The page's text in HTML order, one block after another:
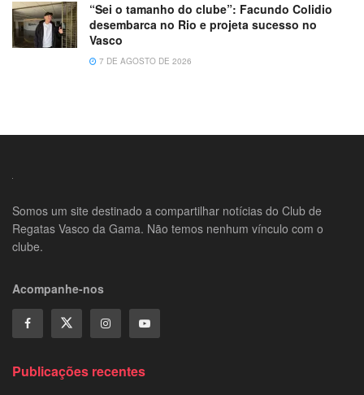
“Sei o tamanho do clube”: Facundo Colidio
desembarca no Rio e projeta sucesso no
Vasco
7 DE AGOSTO DE 2026
Somos um site destinado a compartilhar notícias do Club de
Regatas Vasco da Gama. Não temos nenhum vínculo com o
clube.
Acompanhe-nos
Publicações recentes